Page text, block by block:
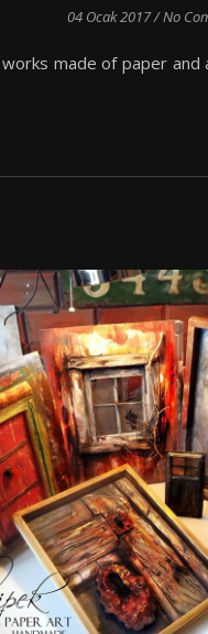
04 Ocak 2017/No
made of paper